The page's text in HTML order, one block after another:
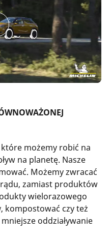
możemy robić na
na planetę. Nasze
Możemy zwracać
zamiast produktów
wielorazowego
kompostować czy też
oddziaływanie